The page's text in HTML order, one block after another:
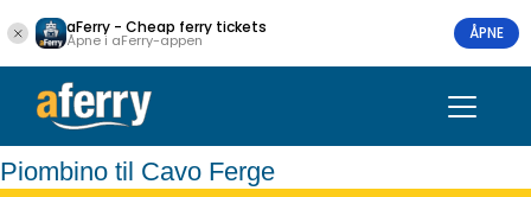
aFerry - Cheap ferry tickets
Åpne i aFerry-appen ÅPNE
Piombino til Cavo Ferge